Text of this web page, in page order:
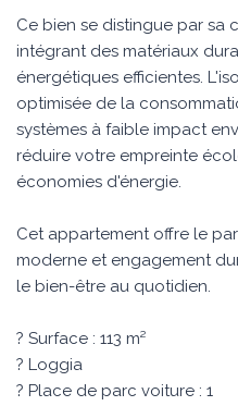
Ce bien se distingue par
intégrant des matériaux
énergétiques efficientes.
optimisée de la
systèmes à faible impact
réduire votre empreinte
économies d'énergie.
Cet appartement offre le
moderne et engagement
le bien-être au quotidien.
? Surface : 113 m²
? Loggia
? Place de parc voiture : 1